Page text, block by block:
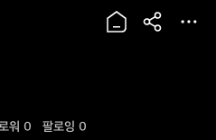
팔로워 0 팔로잉 0